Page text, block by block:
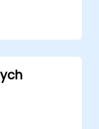
i
i